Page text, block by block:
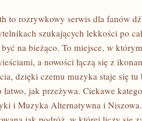
to rozrywkowy serwis dla fanów
szukających lekkości po
na bieżąco. To miejsce, w
a nowości łączą się z
dzięki czemu muzyka staje się
łatwo, jak przeżywa. Ciekawe
i Muzyka Alternatywna i